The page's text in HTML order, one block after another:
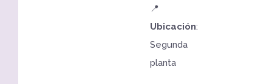
📍
Ubicación:
Segunda
planta